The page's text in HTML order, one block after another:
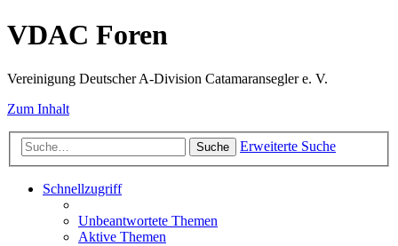
VDAC Foren
Vereinigung Deutscher A-Division Catamaransegler e. V.
Zum Inhalt
Suche Erweiterte Suche
Schnellzugriff
Unbeantwortete Themen
Aktive Themen